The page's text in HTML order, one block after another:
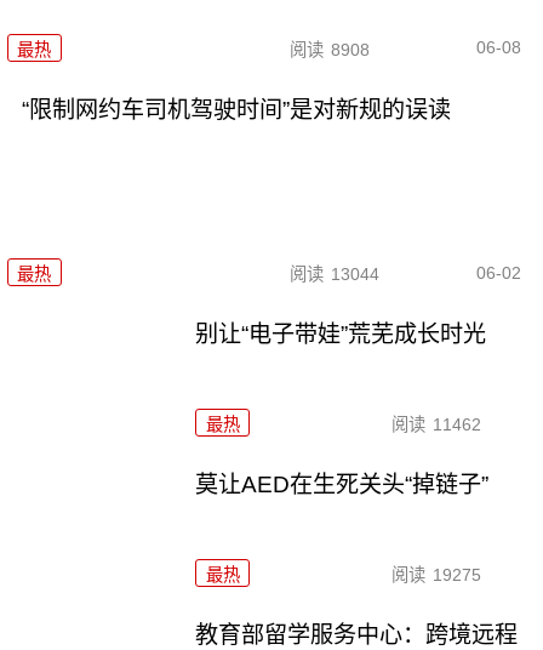
最热 阅读 8908 06-08
“限制网约车司机驾驶时间”是对新规的误读
最热 阅读 13044 06-02
别让“电子带娃”荒芜成长时光
最热 阅读 11462
莫让AED在生死关头“掉链子”
最热 阅读 19275
教育部留学服务中心：跨境远程